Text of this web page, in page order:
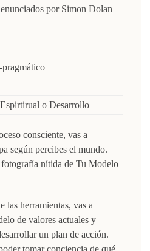
enunciados por Simon Dolan
o Desarrollo
consciente, vas a
según percibes el mundo.
fotografía nítida de Tu Modelo
las herramientas, vas a
de valores actuales y
un plan de acción.